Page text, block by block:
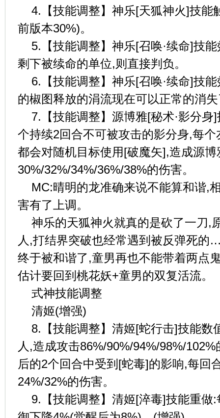
4.【技能调整】神乐[天狐神火]技能
前版本30%)。
5.【技能调整】神乐[召唤·续命]技
剩下被续命的单位,则直接判负。
6.【技能调整】神乐[召唤·续命]技
的椒图释放的涓流现在可以正常的消
7.【技能调整】源博雅[秘术·影分身
个持续2回合不可被攻击的影分身,每
都会对随机目标使用[破魔矢],造成源博
30%/32%/34%/36%/38%的伤害。
MC:晴明的龙准确来说不能算和谐,
害有了上调。
神乐的天狐神火就真的是砍了一刀,
人,打结界突破也经常遇到被反弹死
终于被和谐了,童男再也不能带着两点
估计要回到桃花妖+童男的双复活流。
式神技能调整
清姬(增强)
8.【技能调整】清姬[蛇行击]技能数
人,造成攻击86%/90%/94%/98%/
后的2个回合中受到[蛇毒]的影响,每回
24%/32%的伤害。
9.【技能调整】清姬[淬毒]技能重做